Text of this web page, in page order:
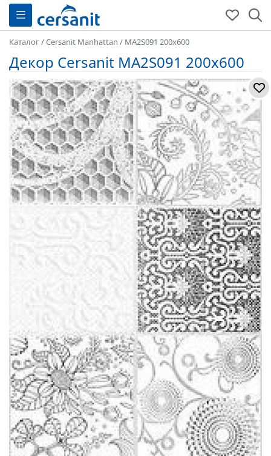
Каталог/Cersanit Manhattan / MA2S091 200x600
Декор Cersanit MA2S091 200x600